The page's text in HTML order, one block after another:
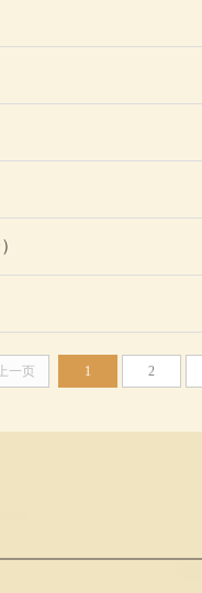
上一页 1 2